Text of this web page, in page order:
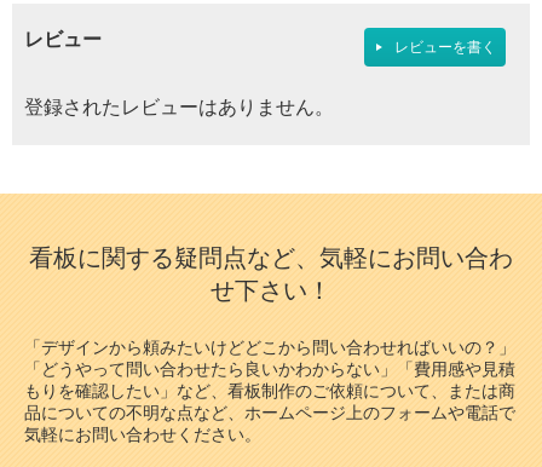
ちょうどいいサイズの両面スタンド黒
木目が目を惹くA型ボード
7 8
レビュー レビューを書く
登録されたレビューはありません。
看板に関する疑問点など、気軽にお問い合わ
せ下さい！
「デザインから頼みたいけどどこから問い合わせればいいの？」
「どうやって問い合わせたら良いかわからない」「費用感や見積
もりを確認したい」など、看板制作のご依頼について、または商
品についての不明な点など、ホームページ上のフォームや電話で
気軽にお問い合わせください。